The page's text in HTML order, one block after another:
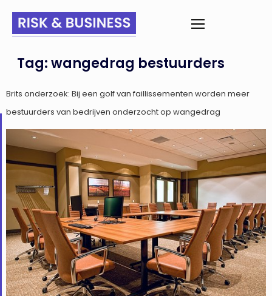
Tag:wangedrag bestuurders
Brits onderzoek: Bij een golf van faillissementen worden meer
bestuurders van bedrijven onderzocht op wangedrag